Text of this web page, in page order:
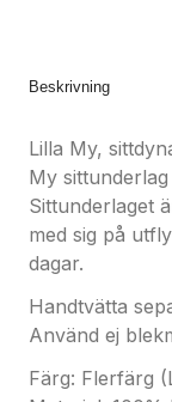
Beskrivning
Lilla My,
My
Sittunderlaget
med sig på
dagar.
Handtvätta
Använd ej
Färg: Flerfärg